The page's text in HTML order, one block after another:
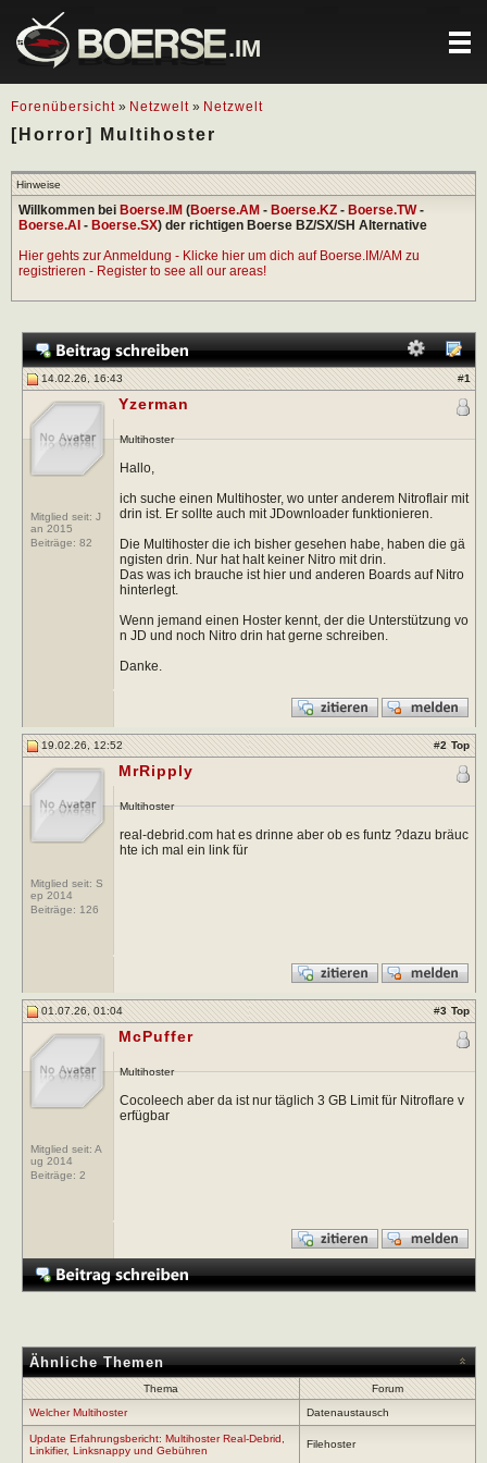
.IM
Forenübersicht » Netzwelt » Netzwelt
[Horror] Multihoster
Hinweise
Willkommen bei Boerse.IM (Boerse.AM - Boerse.KZ - Boerse.TW-
Boerse.AI - Boerse.SX) der richtigen Boerse BZ/SX/SH Alternative
Hier gehts zur Anmeldung - Klicke hier um dich auf Boerse.IM/AM zu
registrieren - Register to see all our areas!
14.02.26, 16:43 #1
Mitglied seit: J
an 2015
Beiträge: 82
Yzerman
Multihoster
Hallo,
ich suche einen Multihoster, wo unter anderem Nitroflair mit
drin ist. Er sollte auch mit JDownloader funktionieren.
Die Multihoster die ich bisher gesehen habe, haben die gä
ngisten drin. Nur hat halt keiner Nitro mit drin.
Das was ich brauche ist hier und anderen Boards auf Nitro
hinterlegt.
Wenn jemand einen Hoster kennt, der die Unterstützung vo
n JD und noch Nitro drin hat gerne schreiben.
Danke.
19.02.26, 12:52 #2 Top
Mitglied seit: S
ep 2014
Beiträge: 126
MrRipply
Multihoster
real-debrid.com hat es drinne aber ob es funtz ?dazu bräuc
hte ich mal ein link für
01.07.26, 01:04 #3 Top
Mitglied seit: A
ug 2014
Beiträge: 2
McPuffer
Multihoster
Cocoleech aber da ist nur täglich 3 GB Limit für Nitroflare v
erfügbar
Ähnliche Themen
Thema
Forum
Welcher Multihoster
Datenaustausch
Update Erfahrungsbericht: Multihoster Real-Debrid,
Linkifier, Linksnappy und Gebühren
Filehoster